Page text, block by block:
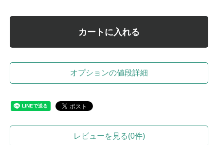
カートに入れる
オプションの値段詳細
レビューを見る(0件)